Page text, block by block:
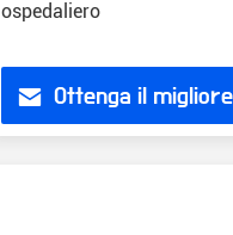
ospedaliero
Ottenga il